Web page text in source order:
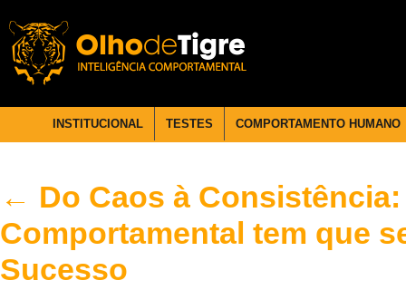
INSTITUCIONAL TESTES COMPORTAMENTO HUMANO
← Do Caos à
Comportamental tem que
Sucesso